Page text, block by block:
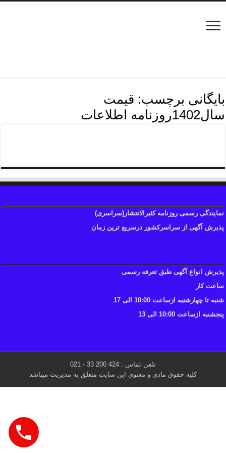
بایگانی برچسب: قیمت
سال1402روزنامه اطلاعات
نمایندگی رسمی روزنامه کثیرالانتشار(سراسری)
پذیرش آگهی از سراسرکشور درسریع ترین زمان
پذیرش انواع آگهی طبق تعرفه رسمی
ساعت کار
شنبه تا چهارشنبه ازساعت 10:00 الی 17
پنجشنبه ازساعت 10:00 الی 13
تلفن تماس : 424 200 33 - 021
کلیه حقوق مادی و معنوی این سایت متعلق به مدیریت میباشد